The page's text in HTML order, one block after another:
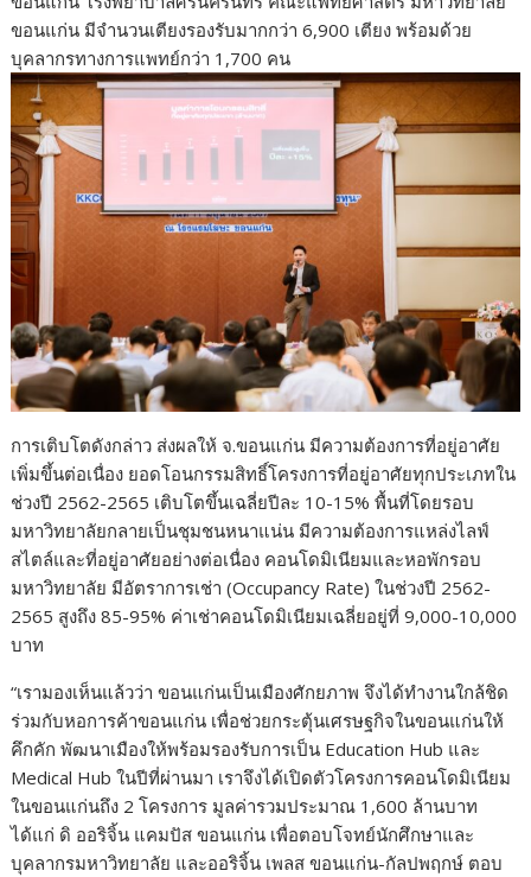
ขอนแก่น มีจำนวนเตียงรองรับมากกว่า 6,900 เตียง พร้อมด้วย
บุคลากรทางการแพทย์กว่า 1,700 คน
การเติบโตดังกล่าว ส่งผลให้ จ.ขอนแก่น มีความต้องการที่อยู่อาศัย
เพิ่มขึ้นต่อเนื่อง ยอดโอนกรรมสิทธิ์โครงการที่อยู่อาศัยทุกประเภทใน
ช่วงปี 2562-2565 เติบโตขึ้นเฉลี่ยปีละ 10-15% พื้นที่โดยรอบ
มหาวิทยาลัยกลายเป็นชุมชนหนาแน่น มีความต้องการแหล่งไลฟ์
สไตล์และที่อยู่อาศัยอย่างต่อเนื่อง คอนโดมิเนียมและหอพักรอบ
มหาวิทยาลัย มีอัตราการเช่า (Occupancy Rate) ในช่วงปี 2562-
2565 สูงถึง 85-95% ค่าเช่าคอนโดมิเนียมเฉลี่ยอยู่ที่ 9,000-10,000
บาท
“เรามองเห็นแล้วว่า ขอนแก่นเป็นเมืองศักยภาพ จึงได้ทำงานใกล้ชิด
ร่วมกับหอการค้าขอนแก่น เพื่อช่วยกระตุ้นเศรษฐกิจในขอนแก่นให้
คึกคัก พัฒนาเมืองให้พร้อมรองรับการเป็น Education Hub และ
Medical Hub ในปีที่ผ่านมา เราจึงได้เปิดตัวโครงการคอนโดมิเนียม
ในขอนแก่นถึง 2 โครงการ มูลค่ารวมประมาณ 1,600 ล้านบาท
ได้แก่ ดิ ออริจิ้น แคมปัส ขอนแก่น เพื่อตอบโจทย์นักศึกษาและ
บุคลากรมหาวิทยาลัย และออริจิ้น เพลส ขอนแก่น-กัลปพฤกษ์ ตอบ